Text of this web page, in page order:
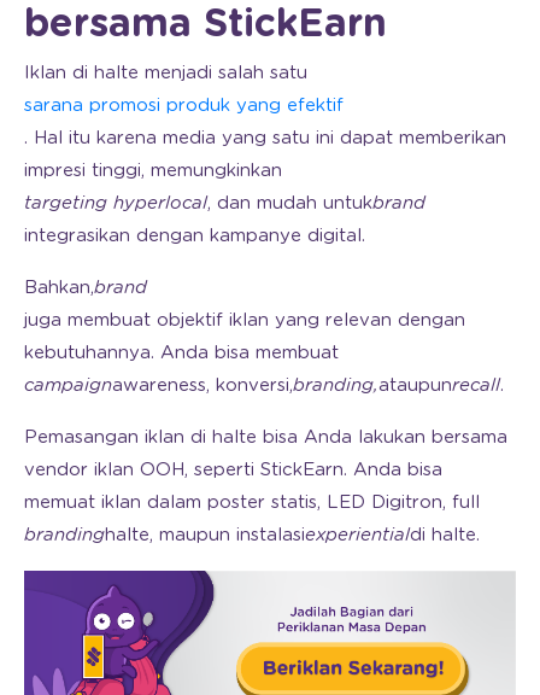
bersama StickEarn
Iklan di halte menjadi salah satu
sarana promosi produk yang efektif
. Hal itu karena media yang satu ini dapat memberikan
impresi tinggi, memungkinkan
targeting hyperlocal, dan mudah untukbrand
integrasikan dengan kampanye digital.
Bahkan,brand
juga membuat objektif iklan yang relevan dengan
kebutuhannya. Anda bisa membuat
campaignawareness, konversi,branding,ataupunrecall.
Pemasangan iklan di halte bisa Anda lakukan bersama
vendor iklan OOH, seperti StickEarn. Anda bisa
memuat iklan dalam poster statis, LED Digitron, full
brandinghalte, maupun instalasiexperientialdi halte.